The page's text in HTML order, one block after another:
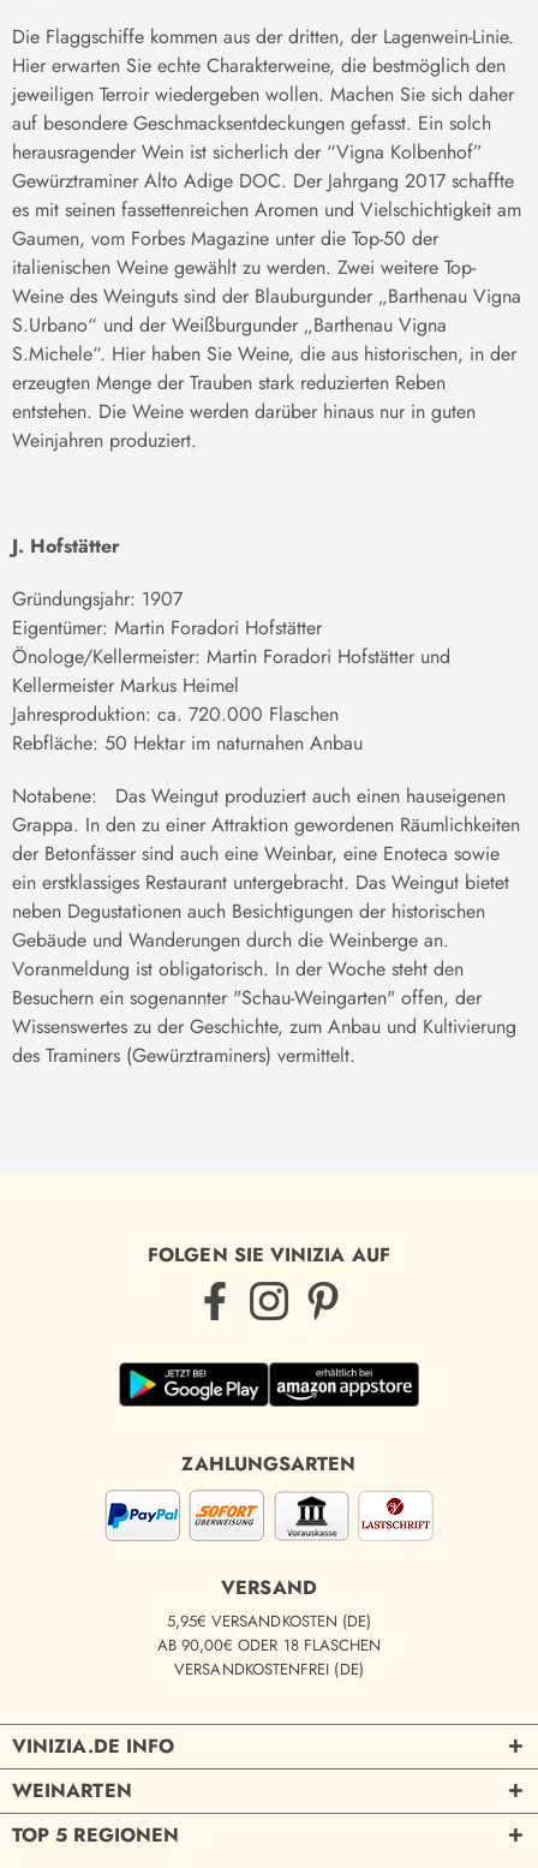
Die Flaggschiffe kommen aus der dritten, der Lagenwein-Linie.
Hier erwarten Sie echte Charakterweine, die bestmöglich den
jeweiligen Terroir wiedergeben wollen. Machen Sie sich daher
auf besondere Geschmacksentdeckungen gefasst. Ein solch
herausragender Wein ist sicherlich der “Vigna Kolbenhof”
Gewürztraminer Alto Adige DOC. Der Jahrgang 2017 schaffte
es mit seinen fassettenreichen Aromen und Vielschichtigkeit am
Gaumen, vom Forbes Magazine unter die Top-50 der
italienischen Weine gewählt zu werden. Zwei weitere Top-
Weine des Weinguts sind der Blauburgunder „Barthenau Vigna
S.Urbano“ und der Weißburgunder „Barthenau Vigna
S.Michele“. Hier haben Sie Weine, die aus historischen, in der
erzeugten Menge der Trauben stark reduzierten Reben
entstehen. Die Weine werden darüber hinaus nur in guten
Weinjahren produziert.
J. Hofstätter
Gründungsjahr: 1907
Eigentümer: Martin Foradori Hofstätter
Önologe/Kellermeister: Martin Foradori Hofstätter und
Kellermeister Markus Heimel
Jahresproduktion: ca. 720.000 Flaschen
Rebfläche: 50 Hektar im naturnahen Anbau
Notabene: Das Weingut produziert auch einen hauseigenen
Grappa. In den zu einer Attraktion gewordenen Räumlichkeiten
der Betonfässer sind auch eine Weinbar, eine Enoteca sowie
ein erstklassiges Restaurant untergebracht. Das Weingut bietet
neben Degustationen auch Besichtigungen der historischen
Gebäude und Wanderungen durch die Weinberge an.
Voranmeldung ist obligatorisch. In der Woche steht den
Besuchern ein sogenannter "Schau-Weingarten" offen, der
Wissenswertes zu der Geschichte, zum Anbau und Kultivierung
des Traminers (Gewürztraminers) vermittelt.
FOLGEN SIE VINIZIA AUF
ZAHLUNGSARTEN
VERSAND
5,95€ VERSANDKOSTEN (DE)
AB 90,00€ ODER 18 FLASCHEN
VERSANDKOSTENFREI (DE)
VINIZIA.DE INFO
WEINARTEN
TOP 5 REGIONEN